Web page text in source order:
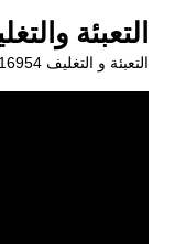
المحتوى
التعبئة
التعبئة و التغليف 01211116954 – 01211116956 – 01211116958